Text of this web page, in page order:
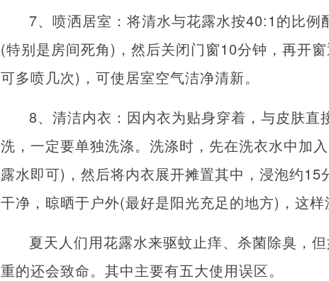
7、喷洒居室：将清水与花露水按40:1的比
(特别是房间死角)，然后关闭门窗10分钟，再开
可多喷几次)，可使居室空气洁净清新。
8、清洁内衣：因内衣为贴身穿着，与皮肤
洗，一定要单独洗涤。洗涤时，先在洗衣水中加
露水即可)，然后将内衣展开摊置其中，浸泡约
干净，晾晒于户外(最好是阳光充足的地方)，这样
夏天人们用花露水来驱蚊止痒、杀菌除臭，
重的还会致命。其中主要有五大使用误区。